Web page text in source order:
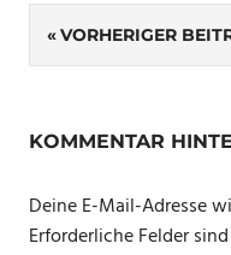
Beitrags-
Navigation
VORHERIGER
KOMMENTAR
Deine E-Mail-Adresse
Erforderliche Felder